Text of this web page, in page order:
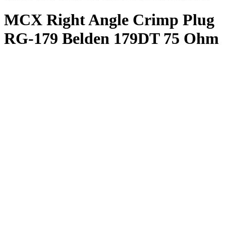
MCX Right Angle Crimp Plug
RG-179 Belden 179DT 75 Ohm